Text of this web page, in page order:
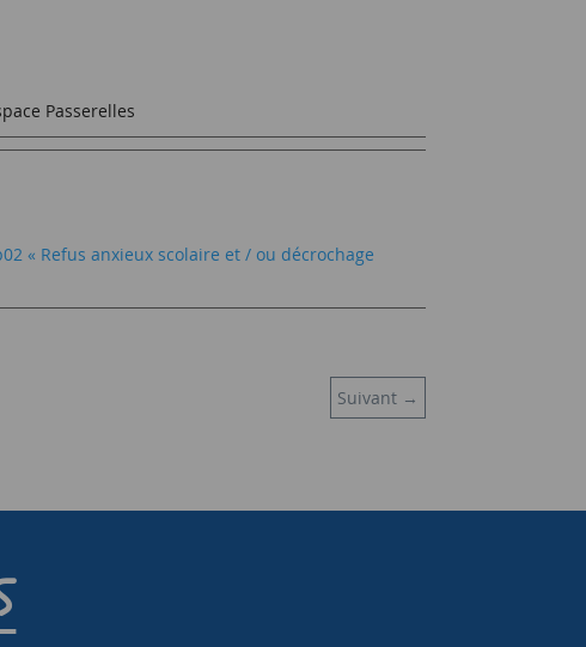
Passerelles
« Refus anxieux scolaire et / ou décrochage
Suivant→